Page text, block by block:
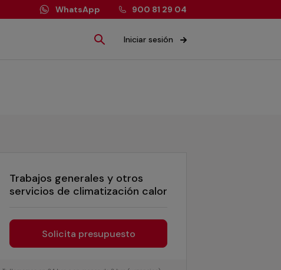
WhatsApp 900 81 29 04
Iniciar sesión
Trabajos generales y otros
servicios de climatización calor
Solicita presupuesto